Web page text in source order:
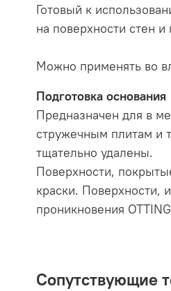
Готовый к
на поверхности стен и
Можно применять во
Подготовка основания
Предназначен для в
стружечным плитам и
тщательно удалены.
Поверхности,
краски. Поверхности,
проникновения
Сопутствующие